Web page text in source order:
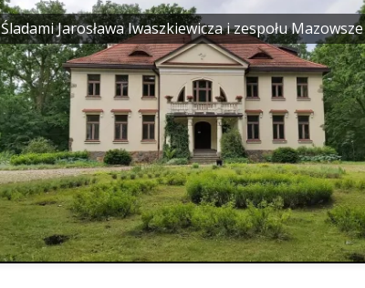
Śladami Jarosława Iwaszkiewicza i zespołu Mazowsze